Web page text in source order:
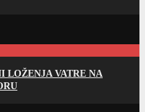
LOŽENJA VATRE NA